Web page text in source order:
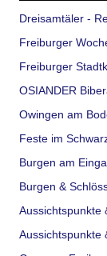
Dreisamtäler -
Freiburger
Freiburger
OSIANDER
Owingen am
Feste im
Burgen am
Burgen &
Aussichtspunkte
Aussichtspunkte